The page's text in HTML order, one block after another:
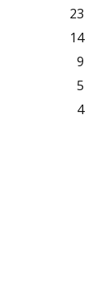
23
14
9
5
4